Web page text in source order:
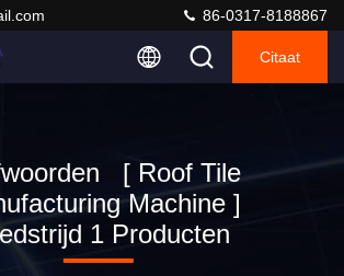
86-0317-8188867
Citaat
[ Roof Tile
Machine ]
1 Producten